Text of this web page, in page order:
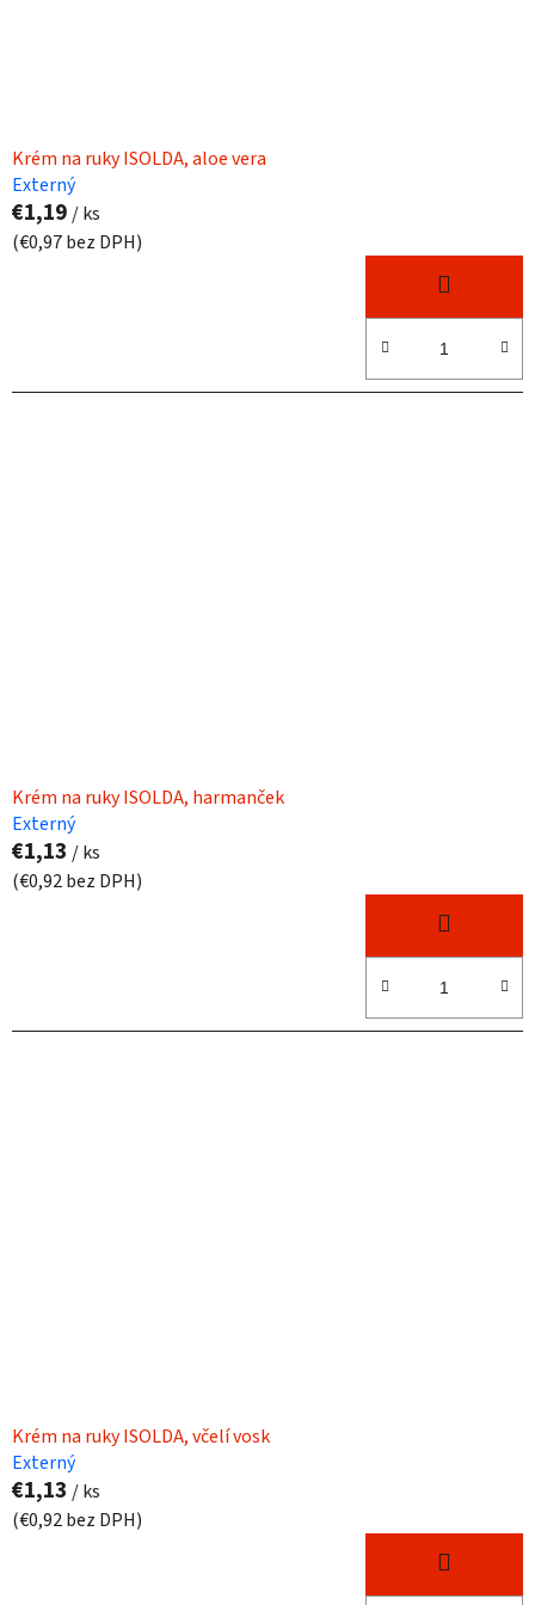
Krém na ruky ISOLDA, aloe vera
Externý
€1,19 / ks
(€0,97 bez DPH)
Krém na ruky ISOLDA, harmanček
Externý
€1,13 / ks
(€0,92 bez DPH)
Krém na ruky ISOLDA, včelí vosk
Externý
€1,13 / ks
(€0,92 bez DPH)